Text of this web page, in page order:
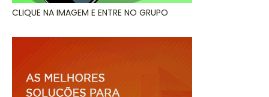
CLIQUE NA IMAGEM E ENTRE NO GRUPO